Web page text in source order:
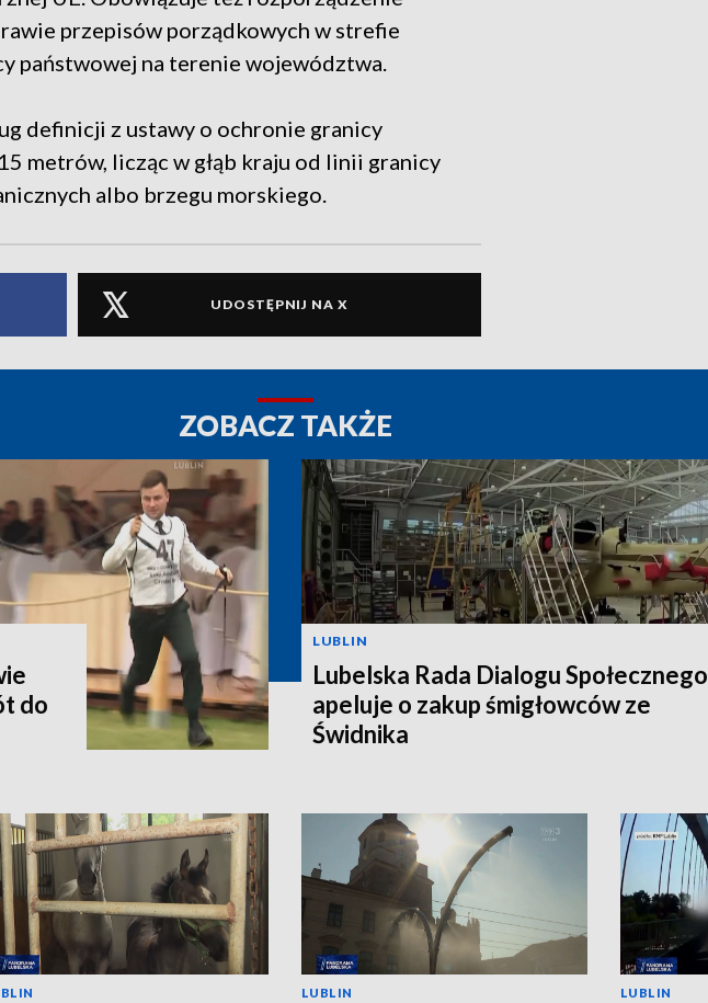
przepisów porządkowych w strefie
państwowej na terenie województwa.
definicji z ustawy o ochronie granicy
metrów, licząc w głąb kraju od linii granicy
albo brzegu morskiego.
UDOSTĘPNIJ NA X
ZOBACZ TAKŻE
do
LUBLIN
Lubelska Rada Dialogu Społecznego
apeluje o zakup śmigłowców ze
Świdnika
LUBLIN LUBLIN